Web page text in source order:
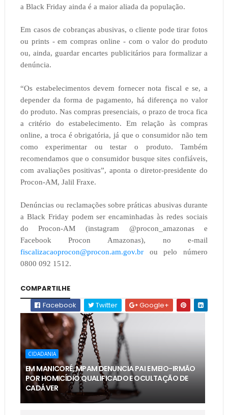
a Black Friday ainda é a maior aliada da população.
Em casos de cobranças abusivas, o cliente pode tirar fotos
ou prints - em compras online - com o valor do produto
ou, ainda, guardar encartes publicitários para formalizar a
denúncia.
“Os estabelecimentos devem fornecer nota fiscal e se, a
depender da forma de pagamento, há diferença no valor
do produto. Nas compras presenciais, o prazo de troca fica
a critério do estabelecimento. Em relação às compras
online, a troca é obrigatória, já que o consumidor não tem
como experimentar ou testar o produto. Também
recomendamos que o consumidor busque sites confiáveis,
com avaliações positivas”, aponta o diretor-presidente do
Procon-AM, Jalil Fraxe.
Denúncias ou reclamações sobre práticas abusivas durante
a Black Friday podem ser encaminhadas às redes sociais
do Procon-AM (instagram @procon_amazonas e
Facebook Procon Amazonas), no e-mail
fiscalizacaoprocon@procon.am.gov.brou pelo número
0800 092 1512.
COMPARTILHE
Facebook
Twitter Google+
CIDADANIA
EM MANICORÉ, MPAM DENUNCIA PAI E MEIO-IRMÃO
POR HOMICÍDIO QUALIFICADO E OCULTAÇÃO DE
CADÁVER